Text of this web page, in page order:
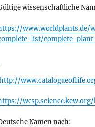
wissenschaftliche
www.worldplants.de/
list/complete-
http://
wcsp.science.kew.org/
Namen nach: